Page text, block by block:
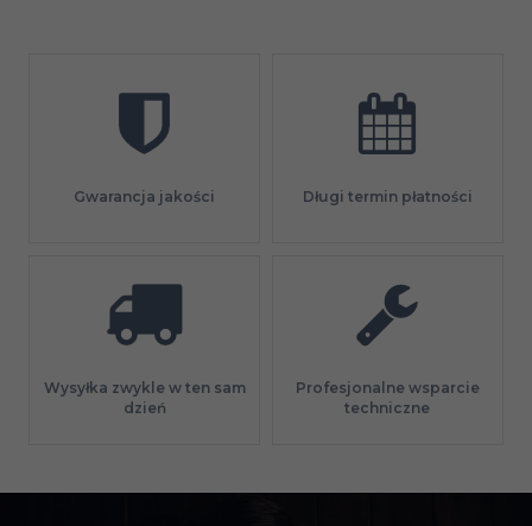
Gwarancja jakości Długi termin płatności
Wysyłka zwykle w ten sam
dzień
Profesjonalne wsparcie
techniczne